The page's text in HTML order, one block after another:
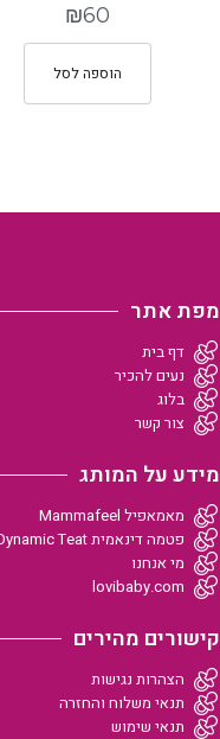
₪60
הוספה לסל
מפת אתר
דף בית
נעים להכיר
בלוג
צור קשר
מידע על המותג
מאמאפיל Mammafeel
פטמה דינאמית Dynamic Teat
מי אנחנו
lovibaby.com
קישורים מהירים
הצהרות נגישות
תנאי משלוח והחזרה
תנאי שימוש